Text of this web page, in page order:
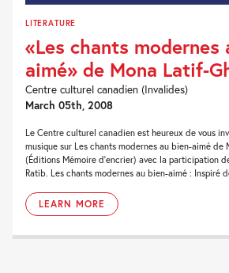
LITERATURE
«Les chants modernes
aimé» de Mona Latif-
Centre culturel canadien (Invalides)
March 05th, 2008
Le Centre culturel canadien est heureux de vous
musique sur Les chants modernes au bien-aimé de
(Éditions Mémoire d’encrier) avec la participation
Ratib. Les chants modernes au bien-aimé : Inspiré
LEARN MORE